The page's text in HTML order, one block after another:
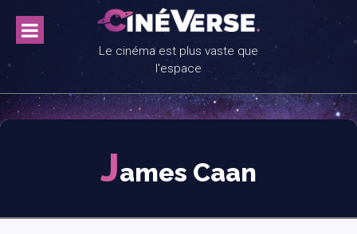
content
Le cinéma est plus vaste que
l'espace
James Caan